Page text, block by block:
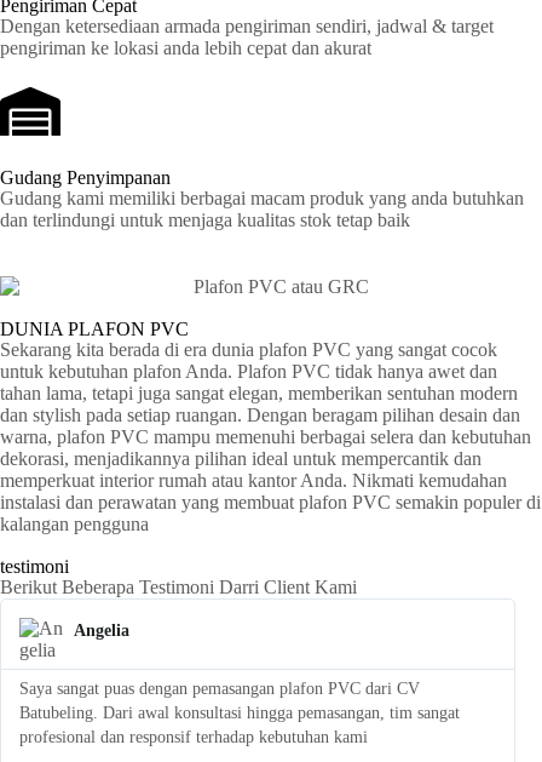
Pengiriman Cepat
Dengan ketersediaan armada pengiriman sendiri, jadwal & target
pengiriman ke lokasi anda lebih cepat dan akurat
Gudang Penyimpanan
Gudang kami memiliki berbagai macam produk yang anda butuhkan
dan terlindungi untuk menjaga kualitas stok tetap baik
DUNIA PLAFON PVC
Sekarang kita berada di era dunia plafon PVC yang sangat cocok
untuk kebutuhan plafon Anda. Plafon PVC tidak hanya awet dan
tahan lama, tetapi juga sangat elegan, memberikan sentuhan modern
dan stylish pada setiap ruangan. Dengan beragam pilihan desain dan
warna, plafon PVC mampu memenuhi berbagai selera dan kebutuhan
dekorasi, menjadikannya pilihan ideal untuk mempercantik dan
memperkuat interior rumah atau kantor Anda. Nikmati kemudahan
instalasi dan perawatan yang membuat plafon PVC semakin populer di
kalangan pengguna
testimoni
Berikut Beberapa Testimoni Darri Client Kami
Angelia
Saya sangat puas dengan pemasangan plafon PVC dari CV
Batubeling. Dari awal konsultasi hingga pemasangan, tim sangat
profesional dan responsif terhadap kebutuhan kami